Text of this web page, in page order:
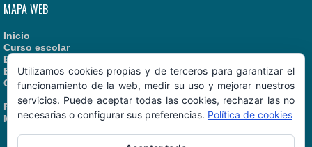
MAPA WEB
Inicio
Curso escolar
Estatutos
Enlaces recomendados
Contacto
Política de Cookies
Manual de Identidad
Utilizamos cookies propias y de terceros para garantizar el
funcionamiento de la web, medir su uso y mejorar nuestros
servicios. Puede aceptar todas las cookies, rechazar las no
necesarias o configurar sus preferencias. Política de cookies